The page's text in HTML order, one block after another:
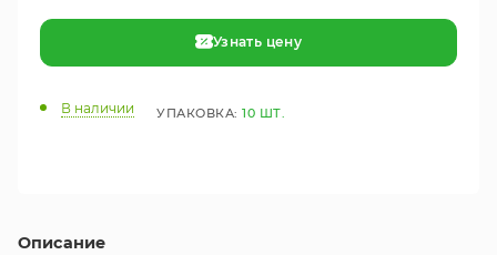
Описание
Узнать цену
В наличии УПАКОВКА: 10 ШТ.